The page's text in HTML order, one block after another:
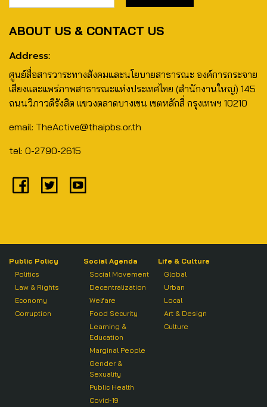
ABOUT US & CONTACT US
Address:
ศูนย์สื่อสารวาระทางสังคมและนโยบายสาธารณะ องค์การกระจาย
เสียงและแพร่ภาพสาธารณะแห่งประเทศไทย (สำนักงานใหญ่) 145
ถนนวิภาวดีรังสิต แขวงตลาดบางเขน เขตหลักสี่ กรุงเทพฯ 10210
email: TheActive@thaipbs.or.th
tel: 0-2790-2615
Public Policy
Politics
Law & Rights
Economy
Corruption
Social Agenda
Social Movement
Decentralization
Welfare
Food Security
Learning &
Education
Marginal People
Gender &
Sexuality
Public Health
Covid-19
Life & Culture
Global
Urban
Local
Art & Design
Culture